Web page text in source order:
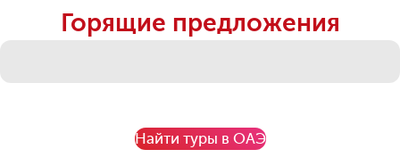
Горящие предложения
Найти туры в ОАЭ